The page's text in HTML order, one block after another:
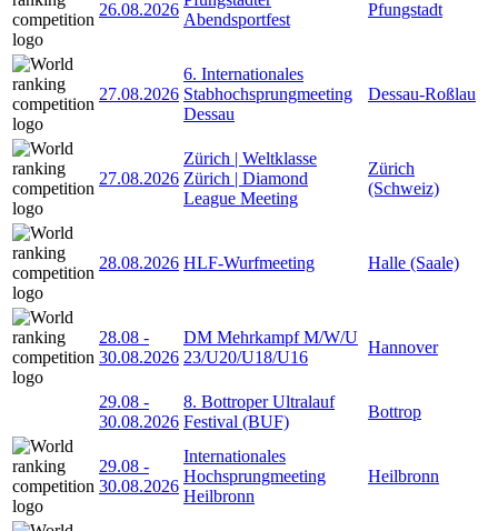
26.08.2026
Abendsportfest
Pfungstadt
27.08.2026
6. Internationales
Stabhochsprungmeeting
Dessau
Dessau-Roßlau
27.08.2026
Zürich | Weltklasse
Zürich | Diamond
League Meeting
Zürich
(Schweiz)
28.08.2026 HLF-Wurfmeeting Halle (Saale)
28.08 -
30.08.2026
DM Mehrkampf M/W/U
23/U20/U18/U16
Hannover
29.08 -
30.08.2026
8. Bottroper Ultralauf
Festival (BUF)
Bottrop
29.08 -
30.08.2026
Internationales
Hochsprungmeeting
Heilbronn
Heilbronn